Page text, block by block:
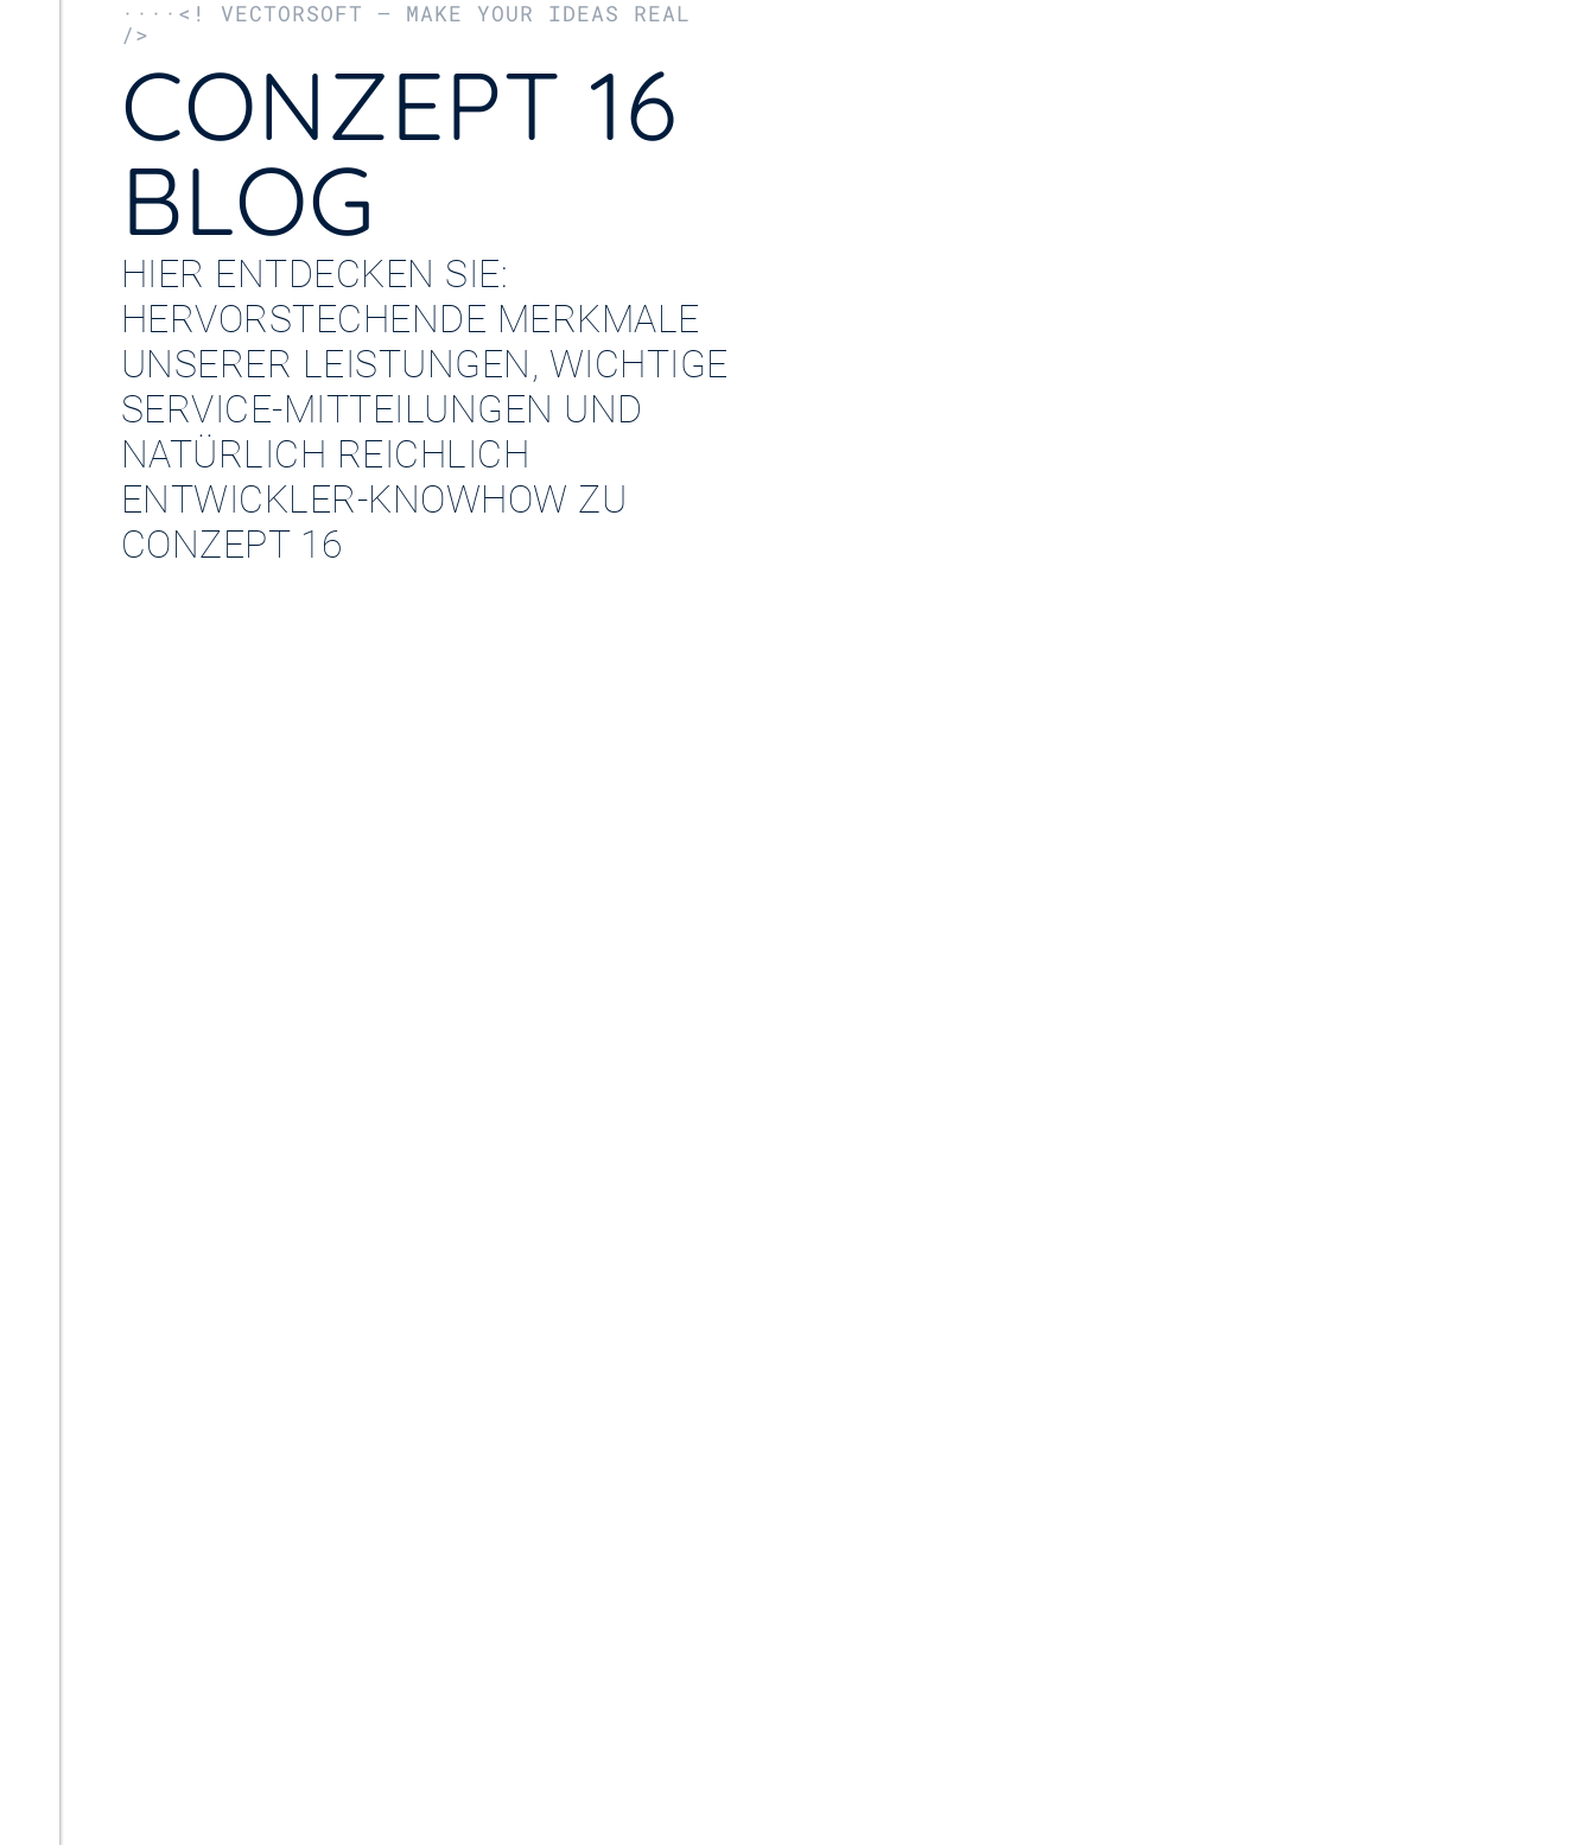
····<! VECTORSOFT – MAKE YOUR IDEAS REAL
/>
CONZEPT 16
BLOG
HIER ENTDECKEN SIE:
HERVORSTECHENDE MERKMALE
UNSERER LEISTUNGEN, WICHTIGE
SERVICE-MITTEILUNGEN UND
NATÜRLICH REICHLICH
ENTWICKLER-KNOWHOW ZU
CONZEPT 16